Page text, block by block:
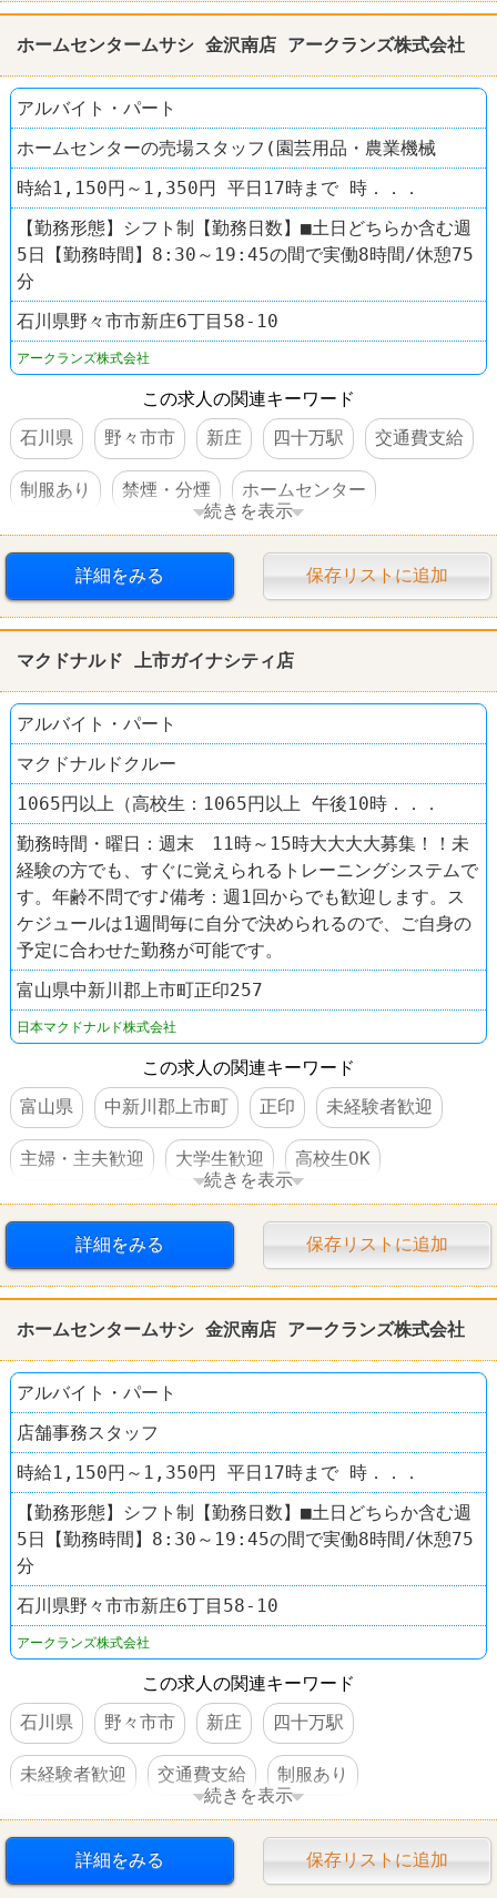
ホームセンタームサシ 金沢南店 アークランズ株式会社
アルバイト・パート
ホームセンターの売場スタッフ(園芸用品・農業機械
時給1,150円～1,350円 平日17時まで 時．．．
【勤務形態】シフト制【勤務日数】■土日どちらか含む週
5日【勤務時間】8:30～19:45の間で実働8時間/休憩75
分
石川県野々市市新庄6丁目58-10
アークランズ株式会社
この求人の関連キーワード
石川県
野々市市 新庄 四十万駅 交通費支給
制服あり 禁煙・分煙 ホームセンター
ホームセンタームサシ
続きを表示
詳細をみる 保存リストに追加
マクドナルド 上市ガイナシティ店
アルバイト・パート
マクドナルドクルー
1065円以上（高校生：1065円以上 午後10時．．．
勤務時間・曜日：週末 11時～15時大大大大募集！！未
経験の方でも、すぐに覚えられるトレーニングシステムで
す。年齢不問です♪備考：週1回からでも歓迎します。ス
ケジュールは1週間毎に自分で決められるので、ご自身の
予定に合わせた勤務が可能です。
富山県中新川郡上市町正印257
日本マクドナルド株式会社
この求人の関連キーワード
富山県
中新川郡上市町 正印 未経験者歓迎
主婦・主夫歓迎 大学生歓迎 高校生OK
外国人OK 時間・曜日指定可 短時間でもＯＫ
社員割引あり 食事補助あり
60代以上活躍
ファーストフード マクドナルド
続きを表示
詳細をみる 保存リストに追加
ホームセンタームサシ 金沢南店 アークランズ株式会社
アルバイト・パート
店舗事務スタッフ
時給1,150円～1,350円 平日17時まで 時．．．
【勤務形態】シフト制【勤務日数】■土日どちらか含む週
5日【勤務時間】8:30～19:45の間で実働8時間/休憩75
分
石川県野々市市新庄6丁目58-10
アークランズ株式会社
この求人の関連キーワード
石川県
野々市市 新庄 四十万駅
未経験者歓迎 交通費支給 制服あり
禁煙・分煙 ホームセンター
続きを表示
詳細をみる 保存リストに追加